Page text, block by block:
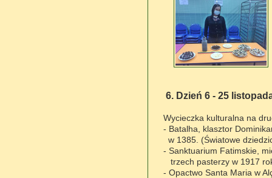
6. Dzień 6 - 25
Wycieczka kulturalna na
- Batalha, klasztor
w 1385. (Światowe
- Sanktuarium Fatimskie,
trzech pasterzy w 1917
- Opactwo Santa Maria w